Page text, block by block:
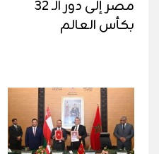
مصر إلى دور الـ 32
بكأس العالم